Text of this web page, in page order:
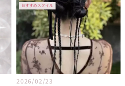
おすすめスタイル
2026/02/23